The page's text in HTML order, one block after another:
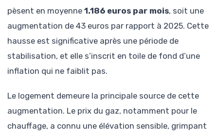
pèsent en moyenne 1.186 euros par mois, soit une
augmentation de 43 euros par rapport à 2025. Cette
hausse est significative après une période de
stabilisation, et elle s’inscrit en toile de fond d’une
inflation qui ne faiblit pas.
Le logement demeure la principale source de cette
augmentation. Le prix du gaz, notamment pour le
chauffage, a connu une élévation sensible, grimpant